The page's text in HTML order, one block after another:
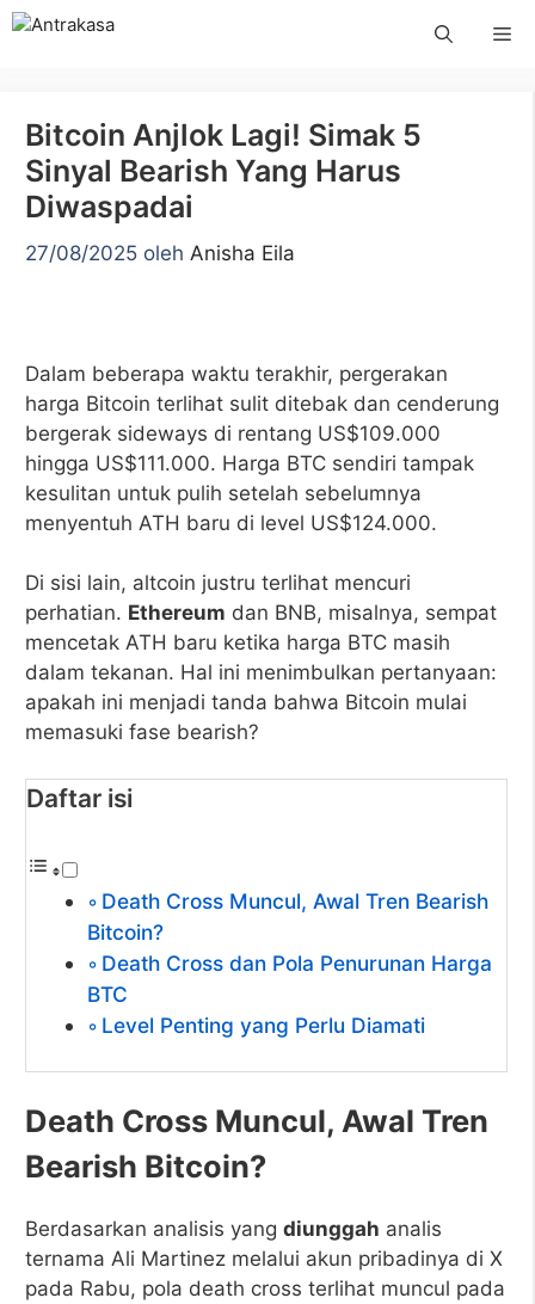
Langsung
Bitcoin Anjlok Lagi! Simak 5
Sinyal Bearish Yang Harus
Diwaspadai
27/08/2025 oleh Anisha Eila
Dalam beberapa waktu terakhir, pergerakan
harga Bitcoin terlihat sulit ditebak dan cenderung
bergerak sideways di rentang US$109.000
hingga US$111.000. Harga BTC sendiri tampak
kesulitan untuk pulih setelah sebelumnya
menyentuh ATH baru di level US$124.000.
Di sisi lain, altcoin justru terlihat mencuri
perhatian. Ethereum dan BNB, misalnya, sempat
mencetak ATH baru ketika harga BTC masih
dalam tekanan. Hal ini menimbulkan pertanyaan:
apakah ini menjadi tanda bahwa Bitcoin mulai
memasuki fase bearish?
Daftar isi
Death Cross Muncul, Awal Tren Bearish
Bitcoin?
Death Cross dan Pola Penurunan Harga
BTC
Level Penting yang Perlu Diamati
Death Cross Muncul, Awal Tren
Bearish Bitcoin?
Berdasarkan analisis yang diunggah analis
ternama Ali Martinez melalui akun pribadinya di X
pada Rabu, pola death cross terlihat muncul pada